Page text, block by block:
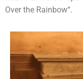
Over the Rainbow“.